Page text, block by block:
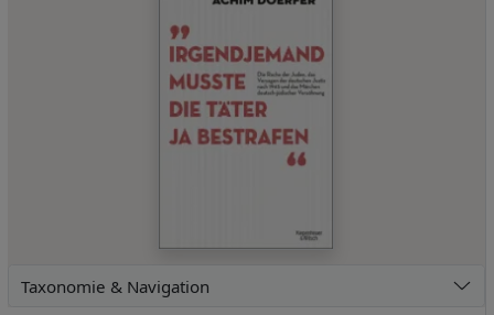
Taxonomie & Navigation